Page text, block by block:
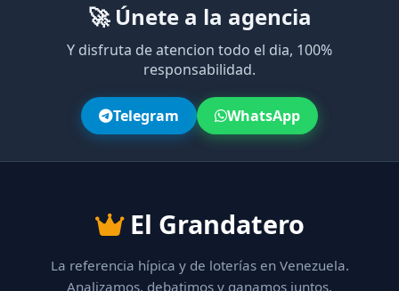
🚀 Únete a la agencia
Y disfruta de atencion todo el dia, 100%
responsabilidad.
Telegram WhatsApp
El Grandatero
La referencia hípica y de loterías en Venezuela.
Analizamos, debatimos y ganamos juntos.